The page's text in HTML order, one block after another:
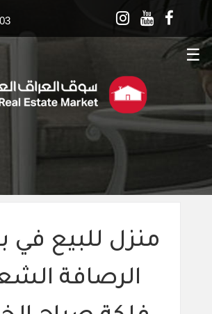
☰
منزل للبيع في
الرصافة